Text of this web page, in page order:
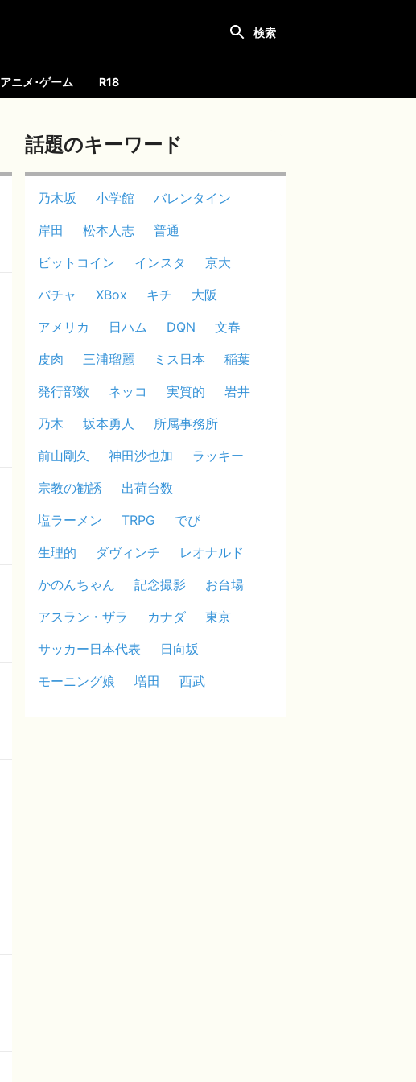
アニメ･ゲーム R18
話題のキーワード
乃木坂 小学館
バレンタイン
岸田
松本人志
普通
ビットコイン
インスタ
京大
バチャ
XBox キチ
大阪
アメリカ
日ハム DQN
文春
皮肉
三浦瑠麗 ミス日本
稲葉
発行部数
ネッコ 実質的
岩井
乃木
坂本勇人
所属事務所
前山剛久
神田沙也加
ラッキー
宗教の勧誘
出荷台数
塩ラーメン
TRPG
でび
生理的
ダヴィンチ
レオナルド
かのんちゃん
記念撮影
お台場
アスラン・ザラ
カナダ
東京
サッカー日本代表
日向坂
モーニング娘
増田 西武